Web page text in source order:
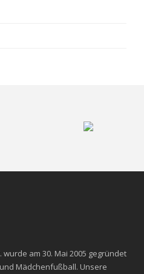
wurde am 30. Mai 2005 gegründet
Mädchenfußball. Unsere